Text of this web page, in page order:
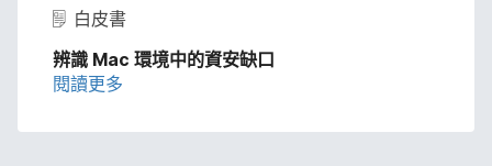
白皮書
辨識 Mac 環境​中​的​資安​缺​口
閱讀​更多